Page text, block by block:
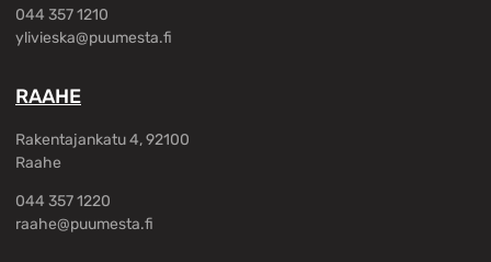
044 357 1210
ylivieska@puumesta.fi
RAAHE
Rakentajankatu 4, 92100
Raahe
044 357 1220
raahe@puumesta.fi